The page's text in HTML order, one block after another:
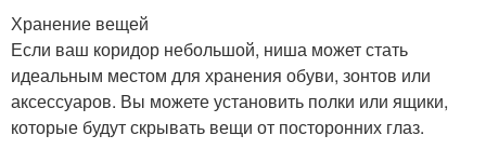
Хранение вещей
Если ваш коридор небольшой, ниша может стать
идеальным местом для хранения обуви, зонтов или
аксессуаров. Вы можете установить полки или ящики,
которые будут скрывать вещи от посторонних глаз.